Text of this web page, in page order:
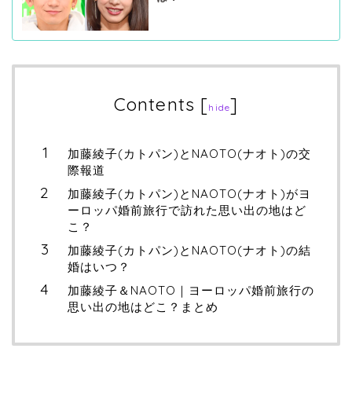
Contents [hide]
加藤綾子(カトパン)とNAOTO(ナオト)の交
際報道
加藤綾子(カトパン)とNAOTO(ナオト)がヨ
ーロッパ婚前旅行で訪れた思い出の地はど
こ？
加藤綾子(カトパン)とNAOTO(ナオト)の結
婚はいつ？
加藤綾子＆NAOTO｜ヨーロッパ婚前旅行の
思い出の地はどこ？まとめ